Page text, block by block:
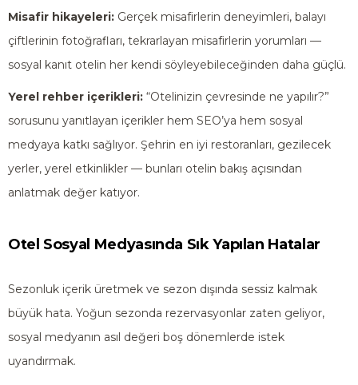
Misafir hikayeleri: Gerçek misafirlerin deneyimleri, balayı
çiftlerinin fotoğrafları, tekrarlayan misafirlerin yorumları —
sosyal kanıt otelin her kendi söyleyebileceğinden daha güçlü.
Yerel rehber içerikleri: “Otelinizin çevresinde ne yapılır?”
sorusunu yanıtlayan içerikler hem SEO’ya hem sosyal
medyaya katkı sağlıyor. Şehrin en iyi restoranları, gezilecek
yerler, yerel etkinlikler — bunları otelin bakış açısından
anlatmak değer katıyor.
Otel Sosyal Medyasında Sık Yapılan Hatalar
Sezonluk içerik üretmek ve sezon dışında sessiz kalmak
büyük hata. Yoğun sezonda rezervasyonlar zaten geliyor,
sosyal medyanın asıl değeri boş dönemlerde istek
uyandırmak.